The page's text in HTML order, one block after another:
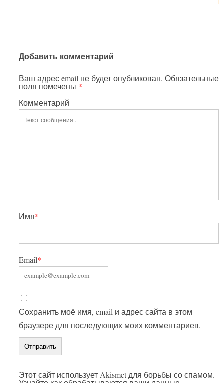
Добавить комментарий
Ваш адрес email не будет опубликован. Обязательные
поля помечены *
Комментарий
Имя*
Email*
Сохранить моё имя, email и адрес сайта в этом
браузере для последующих моих комментариев.
Этот сайт использует Akismet для борьбы со спамом.